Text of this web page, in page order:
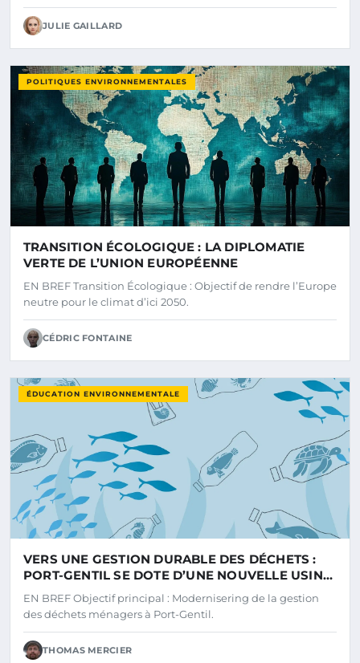
JULIE GAILLARD
POLITIQUES ENVIRONNEMENTALES
TRANSITION ÉCOLOGIQUE : LA DIPLOMATIE
VERTE DE L’UNION EUROPÉENNE
EN BREF Transition Écologique : Objectif de rendre l’Europe
neutre pour le climat d’ici 2050.
CÉDRIC FONTAINE
ÉDUCATION ENVIRONNEMENTALE
VERS UNE GESTION DURABLE DES DÉCHETS :
PORT-GENTIL SE DOTE D’UNE NOUVELLE USINE
DE TRAITEMENT
EN BREF Objectif principal : Modernisering de la gestion
des déchets ménagers à Port-Gentil.
THOMAS MERCIER